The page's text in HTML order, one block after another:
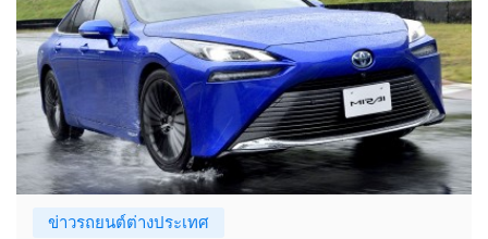
ข่าวรถยนต์ต่างประเทศ